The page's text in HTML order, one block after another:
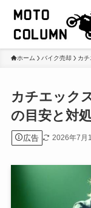
ホーム バイク売却 カチ
カチエック
の目安と対
広告 2026年7月